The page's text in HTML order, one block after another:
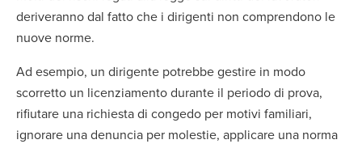
deriveranno dal fatto che i dirigenti non comprendono le
nuove norme.
Ad esempio, un dirigente potrebbe gestire in modo
scorretto un licenziamento durante il periodo di prova,
rifiutare una richiesta di congedo per motivi familiari,
ignorare una denuncia per molestie, applicare una norma